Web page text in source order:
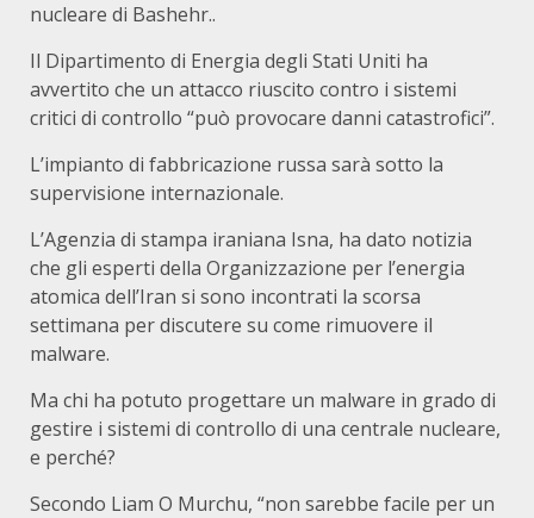
nucleare di Bashehr..
Il Dipartimento di Energia degli Stati Uniti ha
avvertito che un attacco riuscito contro i sistemi
critici di controllo “può provocare danni catastrofici”.
L’impianto di fabbricazione russa sarà sotto la
supervisione internazionale.
L’Agenzia di stampa iraniana Isna, ha dato notizia
che gli esperti della Organizzazione per l’energia
atomica dell’Iran si sono incontrati la scorsa
settimana per discutere su come rimuovere il
malware.
Ma chi ha potuto progettare un malware in grado di
gestire i sistemi di controllo di una centrale nucleare,
e perché?
Secondo Liam O Murchu, “non sarebbe facile per un